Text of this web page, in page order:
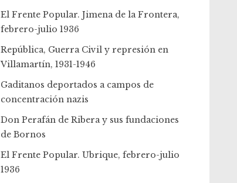
El Frente Popular. Jimena de la Frontera,
febrero-julio 1936
República, Guerra Civil y represión en
Villamartín, 1931-1946
Gaditanos deportados a campos de
concentración nazis
Don Perafán de Ribera y sus fundaciones
de Bornos
El Frente Popular. Ubrique, febrero-julio
1936